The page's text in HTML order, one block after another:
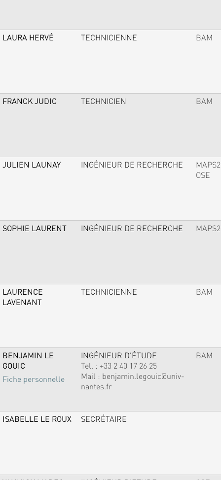
LAURA HERVÉ TECHNICIENNE BAM
FRANCK JUDIC TECHNICIEN BAM
JULIEN LAUNAY INGÉNIEUR DE RECHERCHE
MAPS2
OSE
SOPHIE LAURENT INGÉNIEUR DE RECHERCHE MAPS2
LAURENCE
LAVENANT
TECHNICIENNE BAM
BENJAMIN LE
GOUIC
Fiche personnelle
INGÉNIEUR D'ÉTUDE
Tel. : +33 2 40 17 26 25
Mail : benjamin.legouic@univ-
nantes.fr
BAM
ISABELLE LE ROUX SECRÉTAIRE